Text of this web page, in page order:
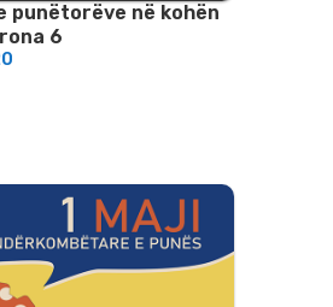
punëtorëve në kohën
6